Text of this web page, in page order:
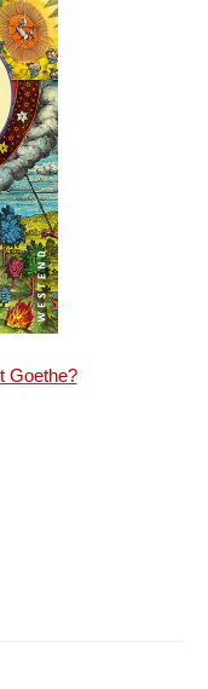
Goethe?